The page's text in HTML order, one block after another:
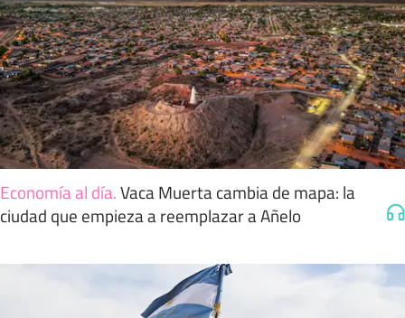
Economía al día.Vaca Muerta cambia de mapa: la
ciudad que empieza a reemplazar a Añelo